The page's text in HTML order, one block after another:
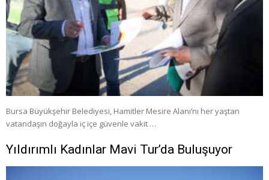
Bursa Büyükşehir Belediyesi, Hamitler Mesire Alanı’nı her yaştan
vatandaşın doğayla iç içe güvenle vakit …
Yıldırımlı Kadınlar Mavi Tur’da Buluşuyor